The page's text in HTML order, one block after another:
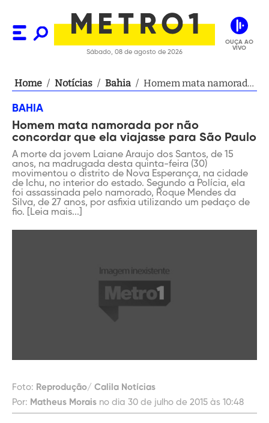
Sábado, 08 de agosto de 2026
OUÇA AO
VIVO
Home / Notícias / Bahia / Homem mata namorada
Paulo
BAHIA
Homem mata namorada por não
concordar que ela viajasse para São Paulo
A morte da jovem Laiane Araujo dos Santos, de 15
anos, na madrugada desta quinta-feira (30)
movimentou o distrito de Nova Esperança, na cidade
de Ichu, no interior do estado. Segundo a Polícia, ela
foi assassinada pelo namorado, Roque Mendes da
Silva, de 27 anos, por asfixia utilizando um pedaço de
fio. [Leia mais...]
Foto: Reprodução/ Calila Notícias
Por: Matheus Morais no dia 30 de julho de 2015 às 10:48